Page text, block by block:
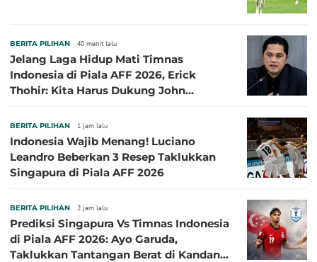
BERITA PILIHAN 40 menit lalu
Jelang Laga Hidup Mati Timnas
Indonesia di Piala AFF 2026, Erick
Thohir: Kita Harus Dukung John
BERITA PILIHAN 1 jam lalu
Indonesia Wajib Menang! Luciano
Leandro Beberkan 3 Resep Taklukkan
Singapura di Piala AFF 2026
BERITA PILIHAN 2 jam lalu
Prediksi Singapura Vs Timnas Indonesia
di Piala AFF 2026: Ayo Garuda,
Taklukkan Tantangan Berat di Kandang